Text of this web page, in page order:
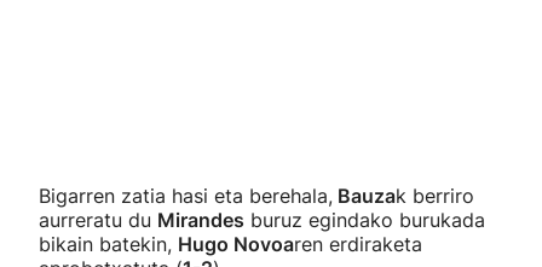
Bigarren zatia hasi eta berehala, Bauzak berriro
aurreratu du Mirandes buruz egindako burukada
bikain batekin, Hugo Novoaren erdiraketa